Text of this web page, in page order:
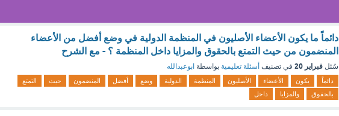
دائماً ما يكون الأعضاء الأصليون في المنظمة الدولية في وضع أفضل من الأعضاء
المنضمون من حيث التمتع بالحقوق والمزايا داخل المنظمة ؟ - مع الشرح
سُئل فبراير 20 في تصنيف أسئلة تعليمية بواسطة ابوعبدالله
دائماً يكون الأعضاء الأصليون المنظمة الدولية وضع أفضل المنضمون حيث
التمتع
بالحقوق
والمزايا داخل